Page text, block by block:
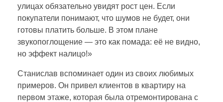
улицах обязательно увидят рост цен. Если
покупатели понимают, что шумов не будет, они
готовы платить больше. В этом плане
звукопоглощение — это как помада: её не видно,
но эффект налицо!»
Станислав вспоминает один из своих любимых
примеров. Он привел клиентов в квартиру на
первом этаже, которая была отремонтирована с